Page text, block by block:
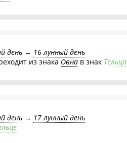
день → 16 лунный день
из знака Овна в знак Тельца
день → 17 лунный день